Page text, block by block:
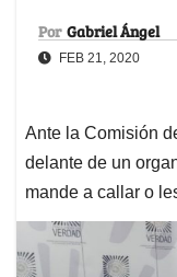
Por Gabriel Ángel
FEB 21, 2020
Ante la Comisión
delante de un
mande a callar o